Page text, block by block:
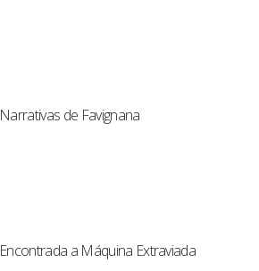
Narrativas de Favignana
Encontrada a Máquina Extraviada